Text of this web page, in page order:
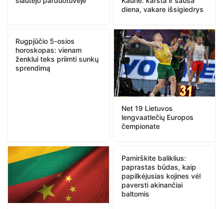
diena, vakare išsigiedrys
Rugpjūčio 5-osios
horoskopas: vienam
ženklui teks priimti sunkų
sprendimą
Net 19 Lietuvos
lengvaatlečių Europos
čempionate
Pamirškite baliklius:
paprastas būdas, kaip
papilkėjusias kojines vėl
paversti akinančiai
baltomis